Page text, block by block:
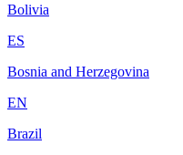
Bolivia
ES
Bosnia and Herzegovina
EN
Brazil